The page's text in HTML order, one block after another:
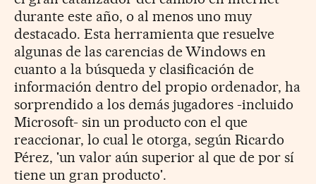
durante este año, o al menos uno muy
destacado. Esta herramienta que resuelve
algunas de las carencias de Windows en
cuanto a la búsqueda y clasificación de
información dentro del propio ordenador, ha
sorprendido a los demás jugadores -incluido
Microsoft- sin un producto con el que
reaccionar, lo cual le otorga, según Ricardo
Pérez, 'un valor aún superior al que de por sí
tiene un gran producto'.